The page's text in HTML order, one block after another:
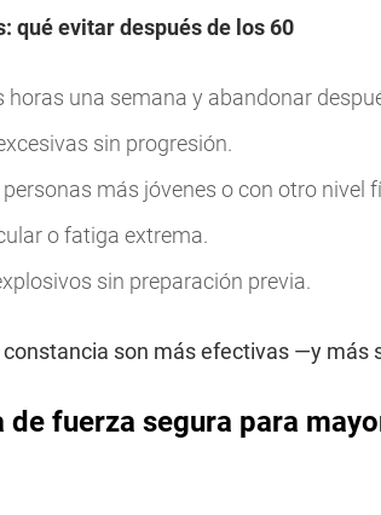
qué evitar después de los 60
horas una semana y abandonar
sin progresión.
más jóvenes o con otro nivel
o fatiga extrema.
sin preparación previa.
constancia son más efectivas —y
de fuerza segura para